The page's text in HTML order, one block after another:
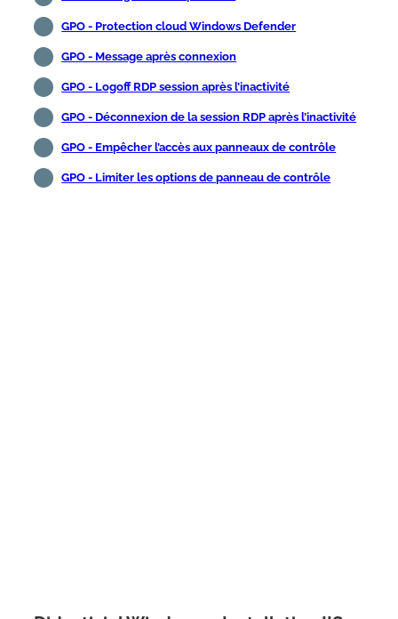
GPO - Protection cloud Windows Defender
GPO - Message après connexion
GPO - Logoff RDP session après l’inactivité
GPO - Déconnexion de la session RDP après l’inactivité
GPO - Empêcher l’accès aux panneaux de contrôle
GPO - Limiter les options de panneau de contrôle